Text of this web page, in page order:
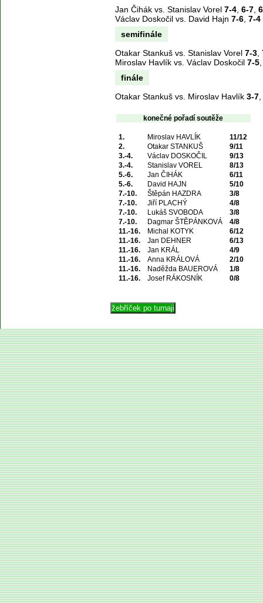
Jan Čihák vs. Stanislav Vorel 7-4 6-7
Václav Doskočil vs. David Hajn 7-6 7-4
semifinále
Otakar Stankuš vs. Stanislav Vorel 7-3
Miroslav Havlík vs. Václav Doskočil 7-5
finále
Otakar Stankuš vs. Miroslav Havlík 3-7
konečné pořadí soutěže
1. Miroslav HAVLÍK
11/12
2.
Otakar STANKUŠ
9/11
3.-4.
Václav DOSKOČIL
9/13
3.-4.
Stanislav VOREL
8/13
5.-6.
Jan ČIHÁK
6/11
5.-6.
David HAJN
5/10
7.-10.
Štěpán HAZDRA
3/8
7.-10.
Jiří PLACHÝ
4/8
7.-10.
Lukáš SVOBODA
3/8
7.-10.
Dagmar ŠTĚPÁNKOVÁ
4/8
11.-16.
Michal KOTYK
6/12
11.-16.
Jan DEHNER
6/13
11.-16.
Jan KRÁL
4/9
11.-16.
Anna KRÁLOVÁ
2/10
11.-16.
Naděžda BAUEROVÁ
1/8
11.-16.
Josef RÁKOSNÍK 0/8